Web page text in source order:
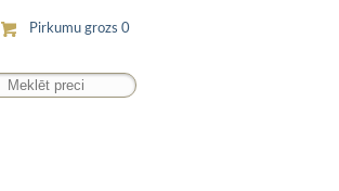
Pirkumu grozs 0